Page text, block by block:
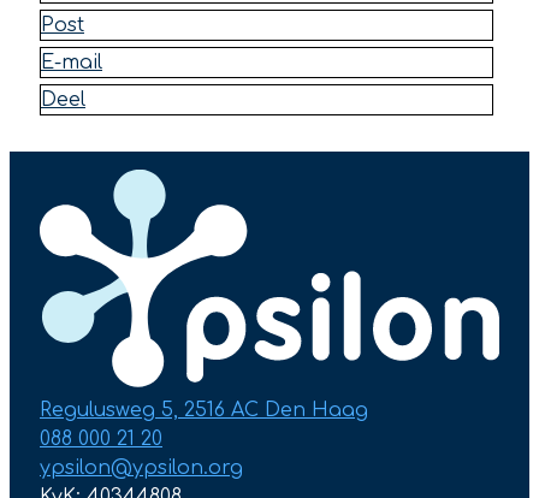
Post
E-mail
Deel
Regulusweg 5, 2516 AC Den Haag
088 000 21 20
ypsilon@ypsilon.org